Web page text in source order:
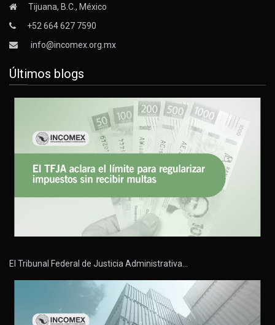
Tijuana, B.C., México
+52 664 627 7590
info@incomex.org.mx
Últimos blogs
El Tribunal Federal de Justicia Administrativa…